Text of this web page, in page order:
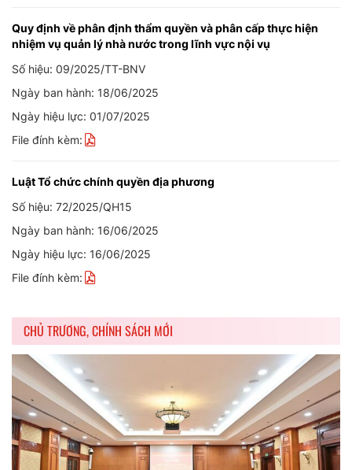
Quy định về phân định thẩm quyền và phân cấp thực hiện
nhiệm vụ quản lý nhà nước trong lĩnh vực nội vụ
Số hiệu: 09/2025/TT-BNV
Ngày ban hành: 18/06/2025
Ngày hiệu lực: 01/07/2025
File đính kèm:
Luật Tổ chức chính quyền địa phương
Số hiệu: 72/2025/QH15
Ngày ban hành: 16/06/2025
Ngày hiệu lực: 16/06/2025
File đính kèm:
CHỦ TRƯƠNG, CHÍNH SÁCH MỚI